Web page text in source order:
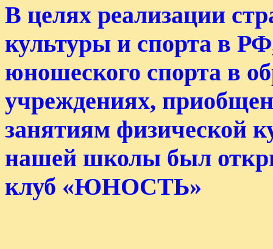
В целях реализации
культуры и спорта в
юношеского спорта в
учреждениях,
занятиям физической
нашей школы был
клуб «ЮНОСТЬ»